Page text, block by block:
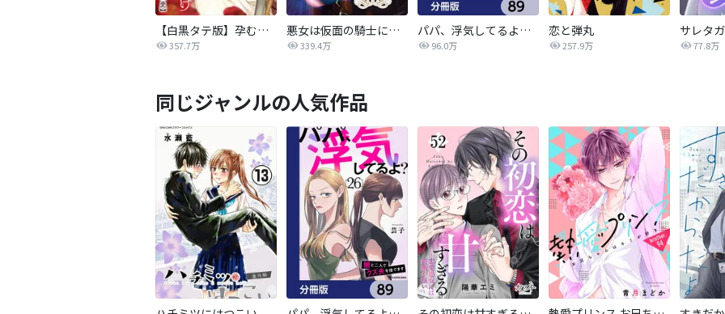
【白黒タテ版】孕むまで乱れいけ～身代わり花嫁と軍服の猛愛
357.7万
悪女は仮面の騎士に騙されない
339.4万
パパ、浮気してるよ？娘と二人でクズ夫を捨てます【分冊版】
96.0万
恋と弾丸
257.9万 77.8万
同じジャンルの人気作品